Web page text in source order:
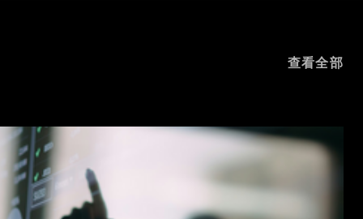
查看全部